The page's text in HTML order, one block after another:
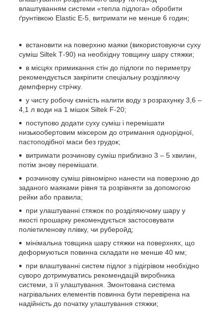
влаштуванням системи «тепла підлога» обробити
ґрунтівкою Elastic E-5, витримати не менше 6 годин;
встановити на поверхню маяки (використовуючи суху
суміш Siltek Т-90) на необхідну товщину шару стяжки;
в місцях примикання стін до підлоги по периметру
рекомендується закріпити спеціальну розділяючу
демпферну стрічку.
у чисту робочу ємність налити воду з розрахунку 3,6 –
4,1 л води на 1 мішок Siltek F-20;
поступово додати суху суміш і перемішати
низькообертовим міксером до отримання однорідної,
пастоподібної маси без грудок;
витримати розчинову суміш приблизно 3 – 5 хвилин,
потім знову перемішати.
розчинову суміш рівномірно нанести на поверхню до
заданого маяками рівня та розрівняти за допомогою
рейки або правила;
при улаштуванні стяжок по розділяючому шару у
якості прошарку рекомендується застосовувати
поліетиленову плівку, чи руберойд;
мінімальна товщина шару стяжки на поверхнях, що
деформуються повинна складати не менше 40 мм;
при влаштуванні систем підлог з підігрівом необхідно
суворо дотримуватись рекомендацій виробника
системи, з її улаштування. Змонтована система
нагрівальних елементів повинна бути перевірена на
надійність до початку улаштування стяжки;